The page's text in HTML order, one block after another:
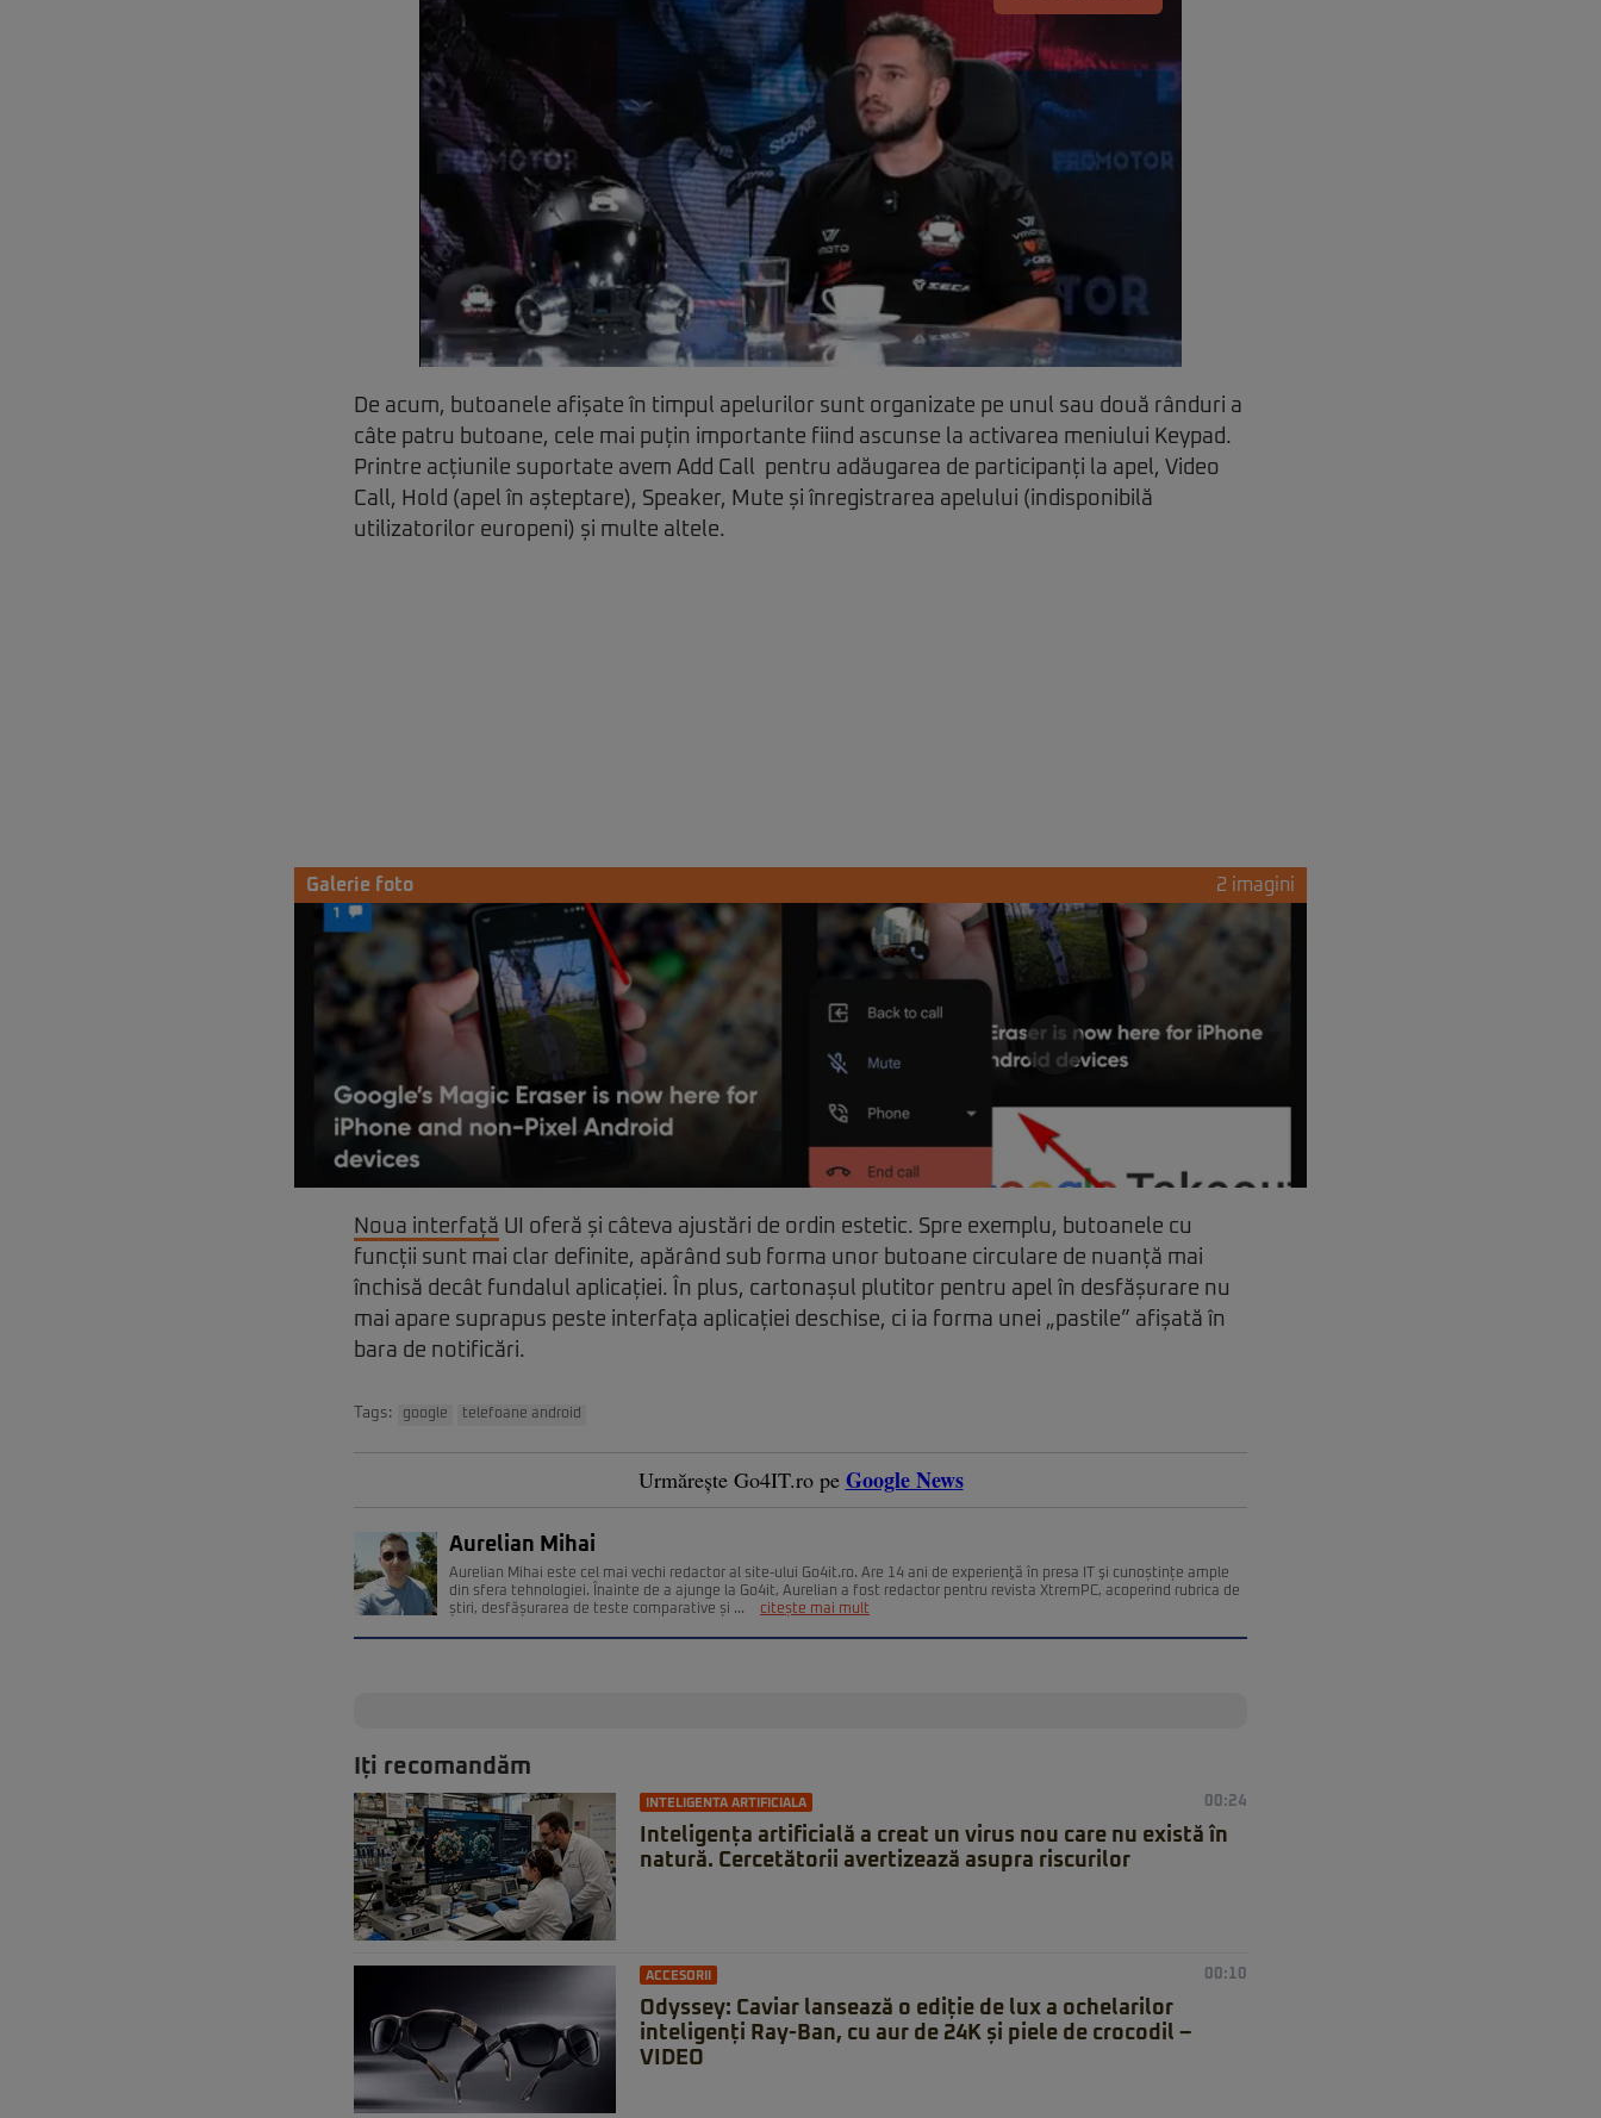
De acum, butoanele afișate în timpul apelurilor sunt organizate pe unul sau două rânduri a
câte patru butoane, cele mai puțin importante fiind ascunse la activarea meniului Keypad.
Printre acțiunile suportate avem Add Call pentru adăugarea de participanți la apel, Video
Call, Hold (apel în așteptare), Speaker, Mute și înregistrarea apelului (indisponibilă
utilizatorilor europeni) și multe altele.
Galerie foto 2 imagini
Noua interfață UI oferă și câteva ajustări de ordin estetic. Spre exemplu, butoanele cu
funcții sunt mai clar definite, apărând sub forma unor butoane circulare de nuanță mai
închisă decât fundalul aplicației. În plus, cartonașul plutitor pentru apel în desfășurare nu
mai apare suprapus peste interfața aplicației deschise, ci ia forma unei „pastile” afișată în
bara de notificări.
Tags: google telefoane android
Urmărește Go4IT.ro pe Google News
Aurelian Mihai
Aurelian Mihai este cel mai vechi redactor al site-ului Go4it.ro. Are 14 ani de experienţă în presa IT şi cunoștințe ample
din sfera tehnologiei. Înainte de a ajunge la Go4it, Aurelian a fost redactor pentru revista XtremPC, acoperind rubrica de
știri, desfășurarea de teste comparative și ...
citește mai mult
Iți recomandăm
INTELIGENTA ARTIFICIALA 00:24
Inteligența artificială a creat un virus nou care nu există în
natură. Cercetătorii avertizează asupra riscurilor
ACCESORII 00:10
Odyssey: Caviar lansează o ediție de lux a ochelarilor
inteligenți Ray-Ban, cu aur de 24K și piele de crocodil –
VIDEO